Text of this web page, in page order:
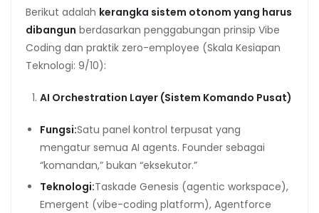
Berikut adalah kerangka sistem otonom yang harus
dibangun berdasarkan penggabungan prinsip Vibe
Coding dan praktik zero-employee (Skala Kesiapan
Teknologi: 9/10):
AI Orchestration Layer (Sistem Komando Pusat)
Fungsi:Satu panel kontrol terpusat yang
mengatur semua AI agents. Founder sebagai
“komandan,” bukan “eksekutor.”
Teknologi:Taskade Genesis (agentic workspace),
Emergent (vibe-coding platform), Agentforce